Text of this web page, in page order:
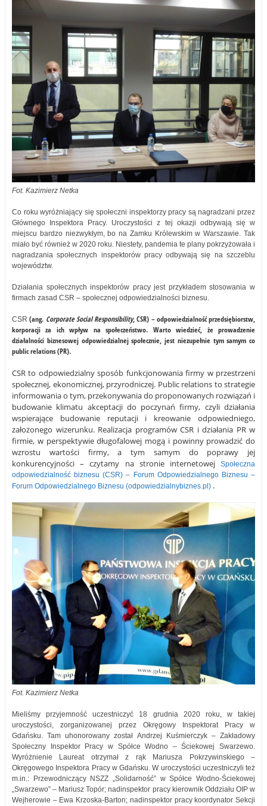
Fot. Kazimierz Netka
Co roku wyróżniający się społeczni inspektorzy pracy są nagradzani przez
Głównego Inspektora Pracy. Uroczystości z tej okazji odbywają się w
miejscu bardzo niezwykłym, bo na Zamku Królewskim w Warszawie. Tak
miało być również w 2020 roku. Niestety, pandemia te plany pokrzyżowała i
nagradzania społecznych inspektorów pracy odbywają się na szczeblu
województw.
Działania społecznych inspektorów pracy jest przykładem stosowania w
firmach zasad CSR – społecznej odpowiedzialności biznesu.
CSR(ang. Corporate Social Responsibility, CSR) –odpowiedzialność przedsiębiorstw,
korporacji za ich wpływ na społeczeństwo. Warto wiedzieć, że prowadzenie
działalności biznesowej odpowiedzialnej społecznie, jest niezupełnie tym samym co
public relations(PR).
CSR to odpowiedzialny sposób funkcjonowania firmy w przestrzeni
społecznej, ekonomicznej, przyrodniczej. Public relations to strategie
informowania o tym, przekonywania do proponowanych rozwiązań i
budowanie klimatu akceptacji do poczynań firmy, czyli działania
wspierające budowanie reputacji i kreowanie odpowiedniego,
założonego wizerunku. Realizacja programów CSR i działania PR w
firmie, w perspektywie długofalowej mogą i powinnyprowadzić do
wzrostu wartości firmy, a tym samym do poprawy jej
konkurencyjności –czytamy na stronie internetowejSpołeczna
odpowiedzialność biznesu (CSR) – Forum Odpowiedzialnego Biznesu –
Forum Odpowiedzialnego Biznesu (odpowiedzialnybiznes.pl) .
Fot. Kazimierz Netka
Mieliśmy przyjemność uczestniczyć 18 grudnia 2020 roku, w takiej
uroczystości, zorganizowanej przez Okręgowy Inspektorat Pracy w
Gdańsku. Tam uhonorowany został Andrzej Kuśmierczyk – Zakładowy
Społeczny Inspektor Pracy w Spółce Wodno – Ściekowej Swarzewo.
Wyróżnienie Laureat otrzymał z rąk Mariusza Pokrzywinskiego –
Okręgowego Inspektora Pracy w Gdańsku. W uroczystości uczestniczyli też
m.in.: Przewodniczący NSZZ „Solidarność” w Spółce Wodno-Ściekowej
„Swarzewo” – Mariusz Topór; nadinspektor pracy kierownik Oddziału OIP w
Wejherowie – Ewa Krzoska-Barton; nadinspektor pracy koordynator Sekcji